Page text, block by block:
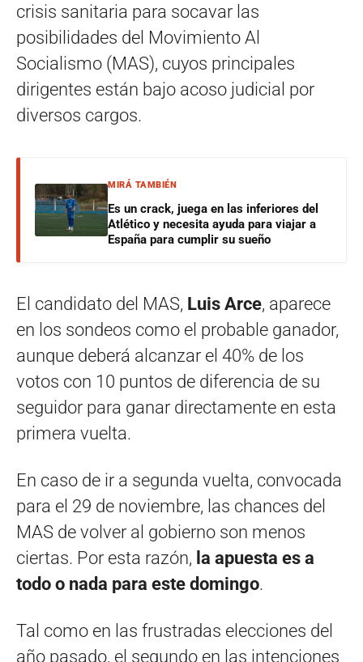
crisis sanitaria para socavar las
posibilidades del Movimiento Al
Socialismo (MAS), cuyos principales
dirigentes están bajo acoso judicial por
diversos cargos.
MIRÁ TAMBIÉN
Es un crack, juega en las inferiores del
Atlético y necesita ayuda para viajar a
España para cumplir su sueño
El candidato del MAS, Luis Arce, aparece
en los sondeos como el probable ganador,
aunque deberá alcanzar el 40% de los
votos con 10 puntos de diferencia de su
seguidor para ganar directamente en esta
primera vuelta.
En caso de ir a segunda vuelta, convocada
para el 29 de noviembre, las chances del
MAS de volver al gobierno son menos
ciertas. Por esta razón, la apuesta es a
todo o nada para este domingo.
Tal como en las frustradas elecciones del
año pasado, el segundo en las intenciones